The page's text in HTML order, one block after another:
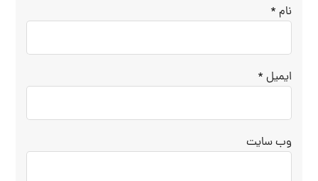
نام *
ایمیل *
وب‌ سایت